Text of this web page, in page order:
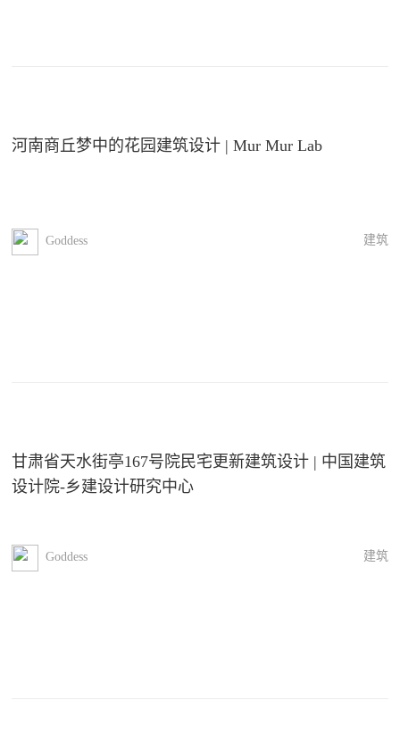
河南商丘梦中的花园建筑设计 | Mur Mur Lab
Goddess 建筑
甘肃省天水街亭167号院民宅更新建筑设计 | 中国建筑
设计院-乡建设计研究中心
Goddess 建筑